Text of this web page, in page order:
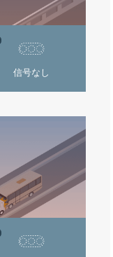
信号なし